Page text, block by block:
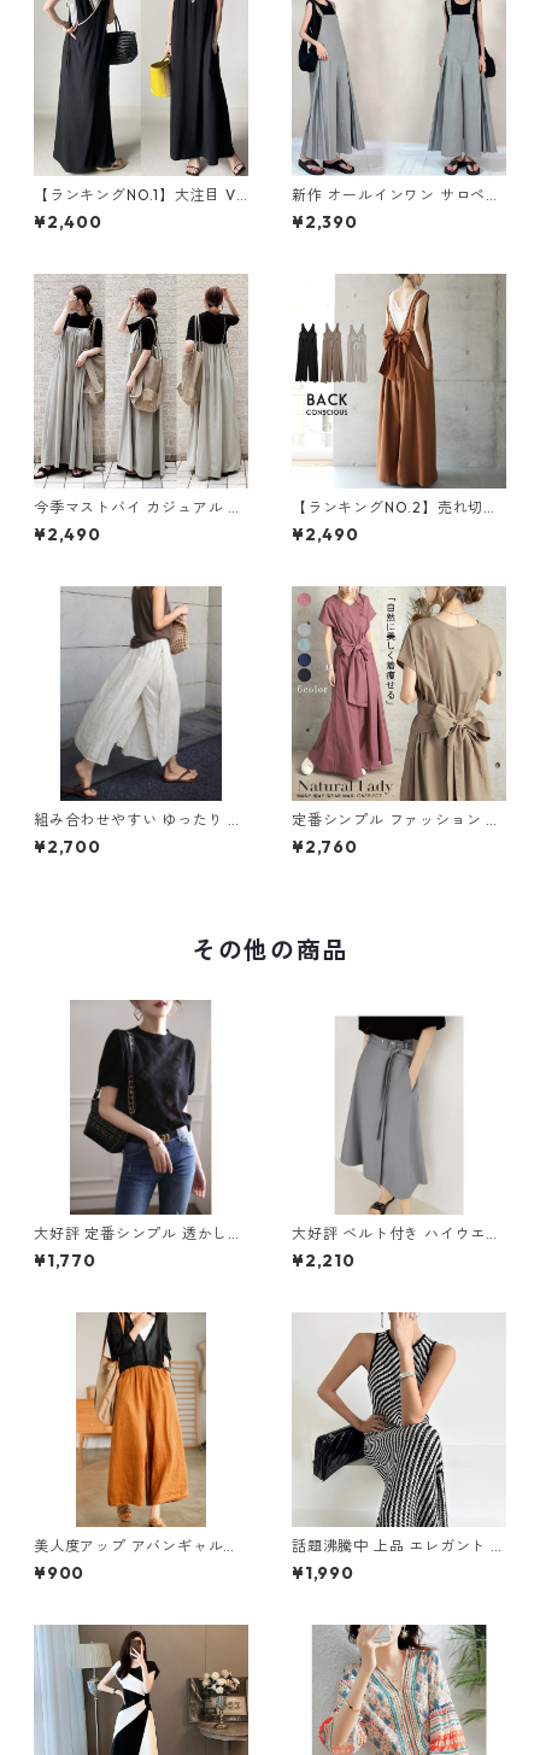
【ランキングNO.1】大注目 V
ネック ノースリーブ ワンピー
ス m-738
¥2,400
新作 オールインワン サロペッ
トパンツ m-462
¥2,390
今季マストバイ カジュアル ゆ
ったりキャミワンピース m-4
65
¥2,490
【ランキングNO.2】売れ切れ
必至 バックリボン4色展開 オ
ールインワン m-385
¥2,490
組み合わせやすい ゆったり キ
ュロットスカート パンツ m-7
63
¥2,700
定番シンプル ファッション 半
袖 バックリボン 6色展開ワン
ピース m-734
¥2,760
その他の商品
大好評 定番シンプル 透かし彫
り 半袖Tシャツ m-253
¥1,770
大好評 ベルト付き ハイウエス
ト Aラインスカート m-281
¥2,210
美人度アップ アバンギャルド
ワイドパンツ m-592
¥900
話題沸騰中 上品 エレガント ノ
ースリーブ ニットワンピース
m-268
¥1,990